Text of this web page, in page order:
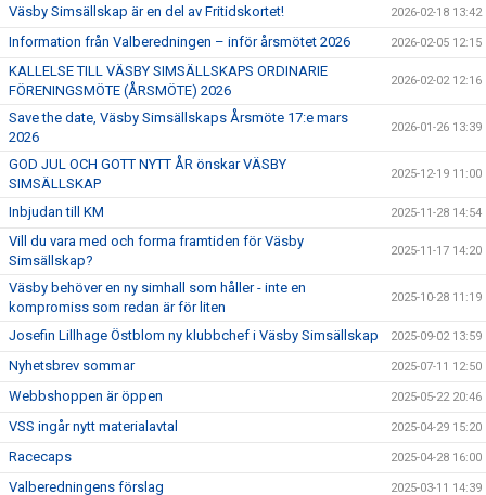
Väsby Simsällskap är en del av Fritidskortet! 2026-02-18 13:42
Information från Valberedningen – inför årsmötet 2026 2026-02-05 12:15
KALLELSE TILL VÄSBY SIMSÄLLSKAPS ORDINARIE
FÖRENINGSMÖTE (ÅRSMÖTE) 2026
2026-02-02 12:16
Save the date, Väsby Simsällskaps Årsmöte 17:e mars
2026
2026-01-26 13:39
GOD JUL OCH GOTT NYTT ÅR önskar VÄSBY
SIMSÄLLSKAP
2025-12-19 11:00
Inbjudan till KM 2025-11-28 14:54
Vill du vara med och forma framtiden för Väsby
Simsällskap?
2025-11-17 14:20
Väsby behöver en ny simhall som håller - inte en
kompromiss som redan är för liten
2025-10-28 11:19
Josefin Lillhage Östblom ny klubbchef i Väsby Simsällskap 2025-09-02 13:59
Nyhetsbrev sommar 2025-07-11 12:50
Webbshoppen är öppen 2025-05-22 20:46
VSS ingår nytt materialavtal 2025-04-29 15:20
Racecaps 2025-04-28 16:00
Valberedningens förslag 2025-03-11 14:39